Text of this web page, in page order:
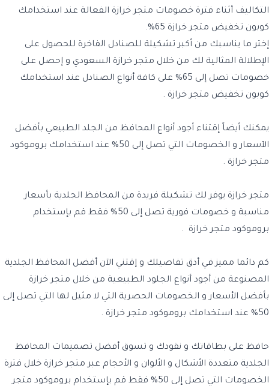
التكاليف أثناء فترة خصومات متجر خرازة الفعالة عند استخدامك
كوبون تخفيض متجر خرازة 65%.
إختر ما يناسبك من أكبر تشكيلة للصنادل الفاخرة للحصول على
الإطلالة المثالية لك من خلال متجر خرازة السعودي و إحصل على
خصومات تصل إلى 65% على كافة أنواع الصنادل عند استخدامك
كوبون تخفيض متجر خرازة .
يمكنك أيضاً إقتناء أجود أنواع المحافظ من الجلد الطبيعي بأفضل
الآسعار و الخصومات التي تصل إلى 50% عند استخدامك بروموكود
متجر خرازة .
متجر خرازة يوفر لك تشكيلة فريدة من المحافظ الجلدية بأسعار
مناسبة و خصومات فورية تصل إلى 50% فقط قم بإستخدام
بروموكود متجر خرازة .
كم دائما مميز في أدق تفاصيلك و إقتني الآن أفضل المحافظ الجلدية
المصنوعة من أجود أنواع الجلود الطبيعية من خلال متجر خرازة
بأفضل الأسعار و الخصومات الحصرية التي لا مثيل لها التي تصل إلى
50% عند استخدامك بروموكود متجر خرازة .
حافظ على بطاقاتك و نقودك و تسوق أفضل تصميمات المحافظ
الجلدية متعددة الأشكال و الألوان و الأحجام عبر متجر خرازة خلال فترة
الخصومات التي تصل إلى 50% فقط قم بإستخدام بروموكود متجر